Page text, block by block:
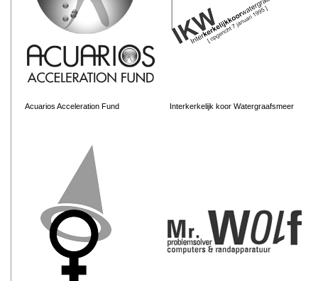
Acuarios Acceleration Fund Interkerkelijk koor Watergraafsmeer